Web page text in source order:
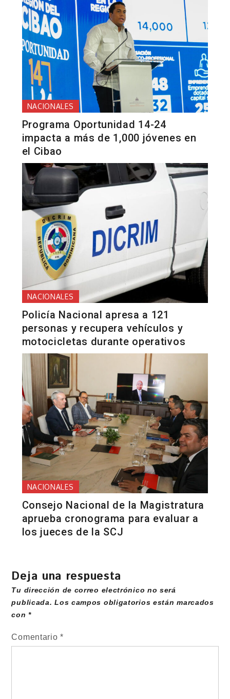
NACIONALES
Programa Oportunidad 14-24
impacta a más de 1,000 jóvenes en
el Cibao
NACIONALES
Policía Nacional apresa a 121
personas y recupera vehículos y
motocicletas durante operativos
NACIONALES
Consejo Nacional de la Magistratura
aprueba cronograma para evaluar a
los jueces de la SCJ
Deja una respuesta
Tu dirección de correo electrónico no será
publicada. Los campos obligatorios están marcados
con*
Comentario*